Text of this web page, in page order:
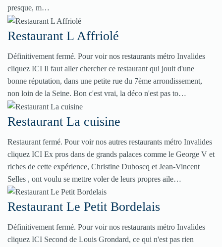
presque, m…
Restaurant L Affriolé
Définitivement fermé. Pour voir nos restaurants métro Invalides
cliquez ICI Il faut aller chercher ce restaurant qui jouit d'une
bonne réputation, dans une petite rue du 7ème arrondissement,
non loin de la Seine. Bon c'est vrai, la déco n'est pas to…
Restaurant La cuisine
Restaurant fermé. Pour voir nos autres restaurants métro Invalides
cliquez ICI Ex pros dans de grands palaces comme le George V et
riches de cette expérience, Christine Duboscq et Jean-Vincent
Selles , ont voulu se mettre voler de leurs propres aile…
Restaurant Le Petit Bordelais
Définitivement fermé. Pour voir nos restaurants métro Invalides
cliquez ICI Second de Louis Grondard, ce qui n'est pas rien